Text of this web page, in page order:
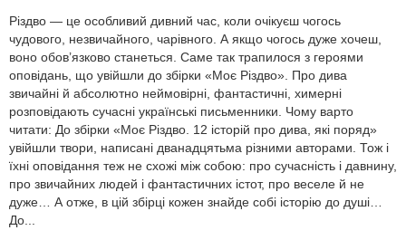
Різдво — це особливий дивний час, коли очікуєш чогось
чудового, незвичайного, чарівного. А якщо чогось дуже хочеш,
воно обов’язково станеться. Саме так трапилося з героями
оповідань, що увійшли до збірки «Моє Різдво». Про дива
звичайні й абсолютно неймовірні, фантастичні, химерні
розповідають сучасні українські письменники. Чому варто
читати: До збірки «Моє Різдво. 12 історій про дива, які поряд»
увійшли твори, написані дванадцятьма різними авторами. Тож і
їхні оповідання теж не схожі між собою: про сучасність і давнину,
про звичайних людей і фантастичних істот, про веселе й не
дуже… А отже, в цій збірці кожен знайде собі історію до душі…
До...